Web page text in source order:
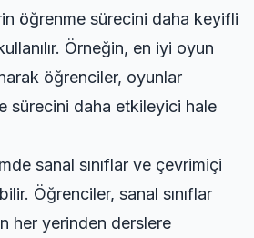
öğrenme sürecini daha keyifli
Örneğin, en iyi oyun
öğrenciler, oyunlar
sürecini daha etkileyici hale
sanal sınıflar ve çevrimiçi
Öğrenciler, sanal sınıflar
her yerinden derslere